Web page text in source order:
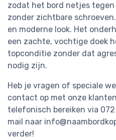
zodat het bord netjes
zonder zichtbare
en moderne look. Het
een zachte, vochtige doek
topconditie zonder dat
nodig zijn.
Heb je vragen of speciale
contact op met onze
telefonisch bereiken via
mail naar
verder!